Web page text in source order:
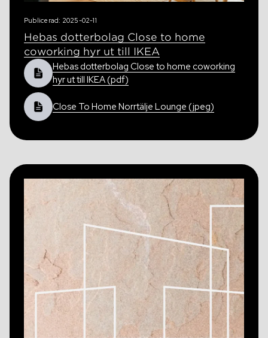
Publicerad: 2025-02-11
Hebas dotterbolag Close to home
coworking hyr ut till IKEA
Hebas dotterbolag Close to home coworking
hyr ut till IKEA (pdf)
Close To Home Norrtälje Lounge (jpeg)